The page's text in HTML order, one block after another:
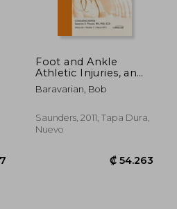
Foot and Ankle
Athletic Injuries, an
Issue of Clinics in
Podiatric Medicine
28-1 (en Inglés)
Baravarian, Bob
Saunders, 2011, Tapa Dura,
Nuevo